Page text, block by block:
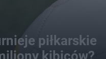
piłkarskie
kibiców?